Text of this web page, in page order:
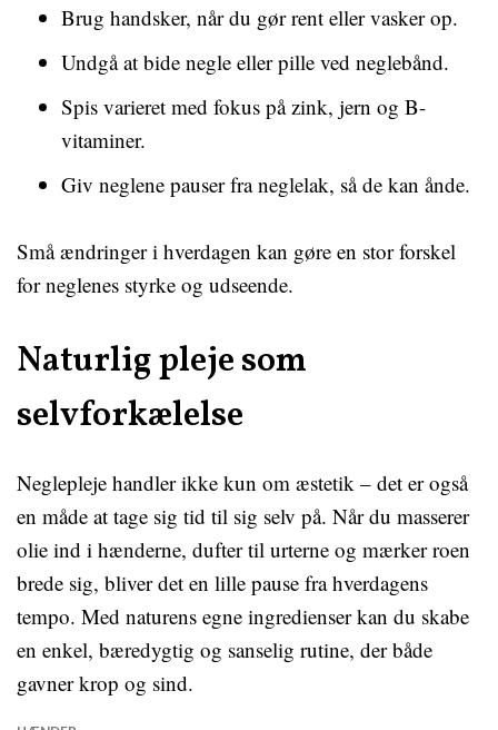
Brug handsker, når du gør rent eller vasker op.
Undgå at bide negle eller pille ved neglebånd.
Spis varieret med fokus på zink, jern og B-
vitaminer.
Giv neglene pauser fra neglelak, så de kan ånde.
Små ændringer i hverdagen kan gøre en stor forskel
for neglenes styrke og udseende.
Naturlig pleje som
selvforkælelse
Neglepleje handler ikke kun om æstetik – det er også
en måde at tage sig tid til sig selv på. Når du masserer
olie ind i hænderne, dufter til urterne og mærker roen
brede sig, bliver det en lille pause fra hverdagens
tempo. Med naturens egne ingredienser kan du skabe
en enkel, bæredygtig og sanselig rutine, der både
gavner krop og sind.